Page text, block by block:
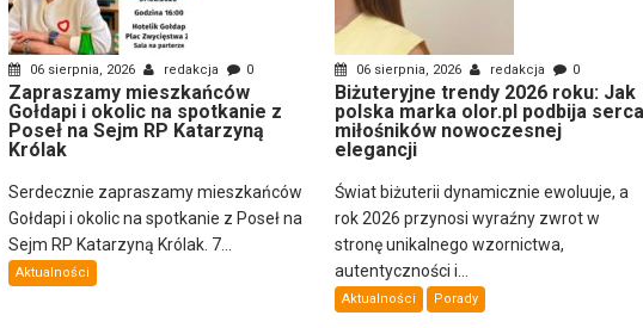
06 sierpnia, 2026 redakcja 0
Zapraszamy mieszkańców
Gołdapi i okolic na spotkanie z
Poseł na Sejm RP Katarzyną
Królak
Serdecznie zapraszamy mieszkańców
Gołdapi i okolic na spotkanie z Poseł na
Sejm RP Katarzyną Królak. 7...
Aktualności
06 sierpnia, 2026 redakcja 0
Biżuteryjne trendy 2026 roku: Jak
polska marka olor.pl podbija serca
miłośników nowoczesnej
elegancji
Świat biżuterii dynamicznie ewoluuje, a
rok 2026 przynosi wyraźny zwrot w
stronę unikalnego wzornictwa,
autentyczności i...
Aktualności Porady